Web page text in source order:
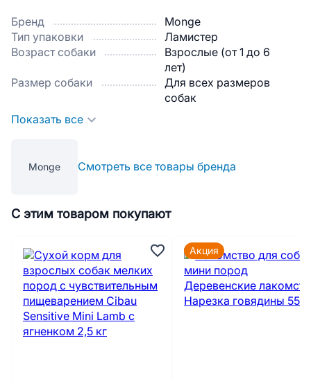
Бренд
Monge
Тип упаковки
Ламистер
Возраст собаки
Взрослые (от 1 до 6
лет)
Размер собаки
Для всех размеров
собак
Показать все
Monge Смотреть все товары бренда
С этим товаром покупают
Акция